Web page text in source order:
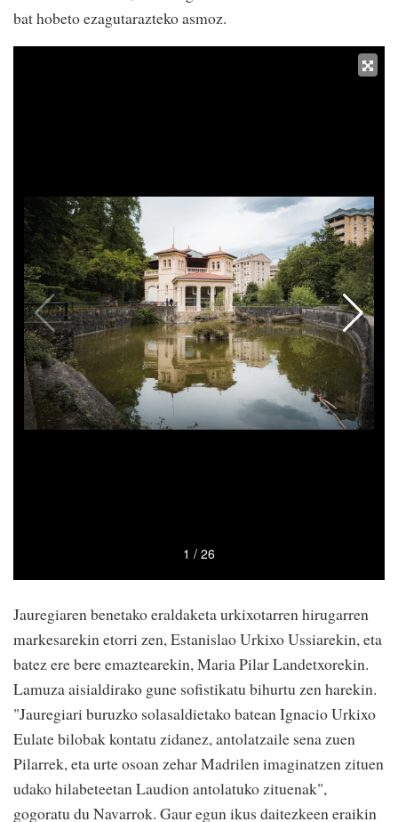
bat hobeto ezagutarazteko asmoz.
Jauregiaren benetako eraldaketa urkixotarren hirugarren
markesarekin etorri zen, Estanislao Urkixo Ussiarekin, eta
batez ere bere emaztearekin, Maria Pilar Landetxorekin.
Lamuza aisialdirako gune sofistikatu bihurtu zen harekin.
"Jauregiari buruzko solasaldietako batean Ignacio Urkixo
Eulate bilobak kontatu zidanez, antolatzaile sena zuen
Pilarrek, eta urte osoan zehar Madrilen imaginatzen zituen
udako hilabeteetan Laudion antolatuko zituenak",
gogoratu du Navarrok. Gaur egun ikus daitezkeen eraikin